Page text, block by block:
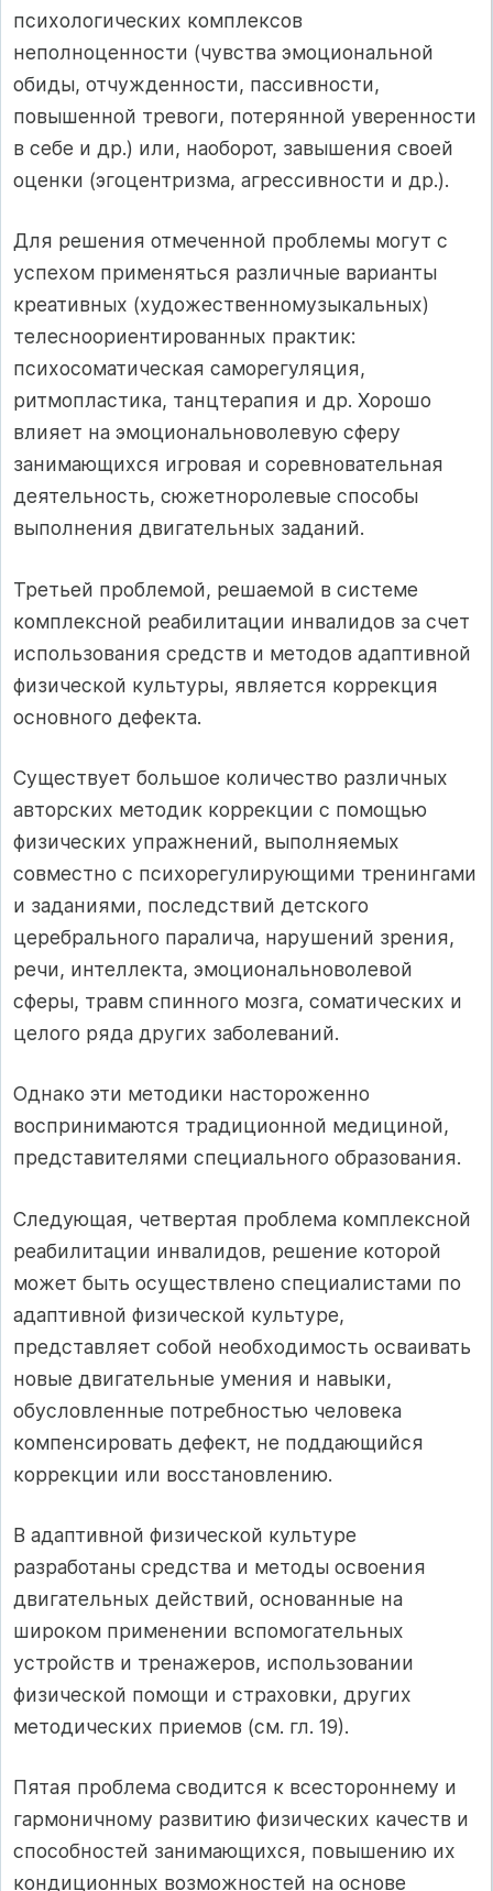
психологических комплексов
неполноценности (чувства эмоциональной
обиды, отчужденности, пассивности,
повышенной тревоги, потерянной уверенности
в себе и др.) или, наоборот, завышения своей
оценки (эгоцентризма, агрессивности и др.).
Для решения отмеченной проблемы могут с
успехом применяться различные варианты
креативных (художественномузыкальных)
телесноориентированных практик:
психосоматическая саморегуляция,
ритмопластика, танцтерапия и др. Хорошо
влияет на эмоциональноволевую сферу
занимающихся игровая и соревновательная
деятельность, сюжетноролевые способы
выполнения двигательных заданий.
Третьей проблемой, решаемой в системе
комплексной реабилитации инвалидов за счет
использования средств и методов адаптивной
физической культуры, является коррекция
основного дефекта.
Существует большое количество различных
авторских методик коррекции с помощью
физических упражнений, выполняемых
совместно с психорегулирующими тренингами
и заданиями, последствий детского
церебрального паралича, нарушений зрения,
речи, интеллекта, эмоциональноволевой
сферы, травм спинного мозга, соматических и
целого ряда других заболеваний.
Однако эти методики настороженно
воспринимаются традиционной медициной,
представителями специального образования.
Следующая, четвертая проблема комплексной
реабилитации инвалидов, решение которой
может быть осуществлено специалистами по
адаптивной физической культуре,
представляет собой необходимость осваивать
новые двигательные умения и навыки,
обусловленные потребностью человека
компенсировать дефект, не поддающийся
коррекции или восстановлению.
В адаптивной физической культуре
разработаны средства и методы освоения
двигательных действий, основанные на
широком применении вспомогательных
устройств и тренажеров, использовании
физической помощи и страховки, других
методических приемов (см. гл. 19).
Пятая проблема сводится к всестороннему и
гармоничному развитию физических качеств и
способностей занимающихся, повышению их
кондиционных возможностей на основе